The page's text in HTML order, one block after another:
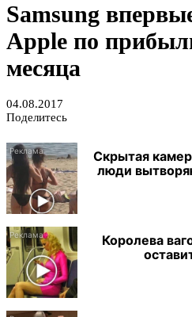
Samsung
Apple по
месяца
04.08.2017
Поделитесь
Скрытая
люди
Королева